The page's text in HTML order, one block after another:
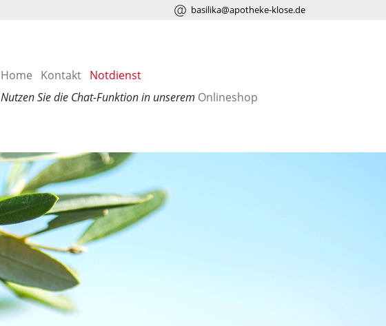
basilika@apotheke-klose.de
Home Kontakt
Notdienst
Nutzen Sie die Chat-Funktion in unserem Onlineshop